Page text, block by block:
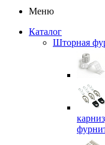
Меню
Каталог
Шторная